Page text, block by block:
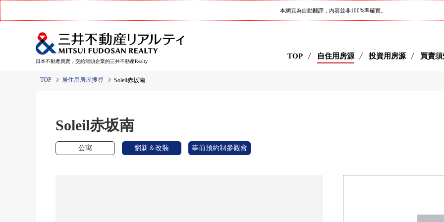
本網頁為自動翻譯，內容並非100%準確實。
日本不動產買賣，交給龍頭企業的三井不動產Realty
TOP 自住用房源 投資用房源 買賣須
TOP 居住用房屋搜尋 Soleil赤坂南
Soleil赤坂南
公寓 翻新＆改裝 事前預約制參觀會